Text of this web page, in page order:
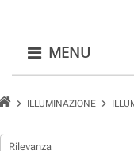
MENU
chevron_right ILLUMINAZIONE chevron_right
Rilevanza